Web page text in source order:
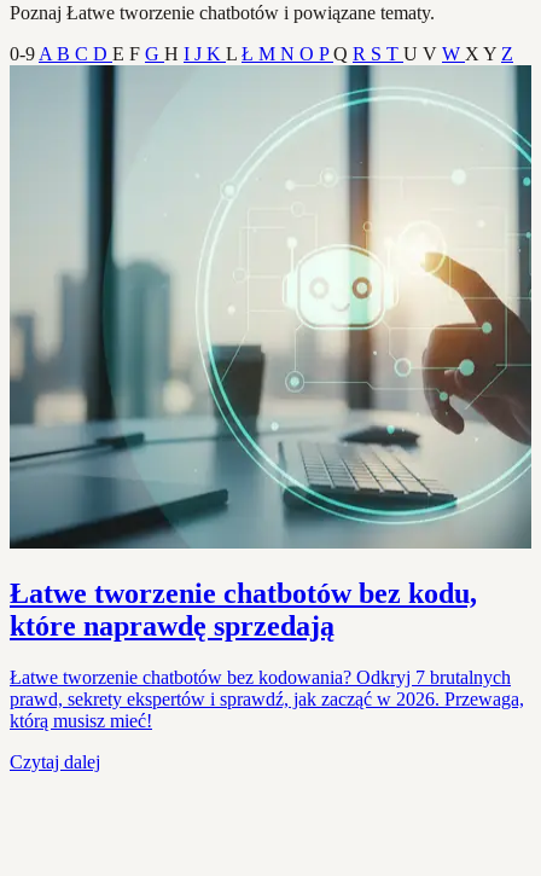
Poznaj Łatwe tworzenie chatbotów i powiązane tematy.
0-9 A B C D E F G H I J K L Ł M N O PQ R S T U V W X Y Z
Łatwe tworzenie chatbotów bez kodu,
które naprawdę sprzedają
Łatwe tworzenie chatbotów bez kodowania? Odkryj 7 brutalnych
prawd, sekrety ekspertów i sprawdź, jak zacząć w 2026. Przewaga,
którą musisz mieć!
Czytaj dalej